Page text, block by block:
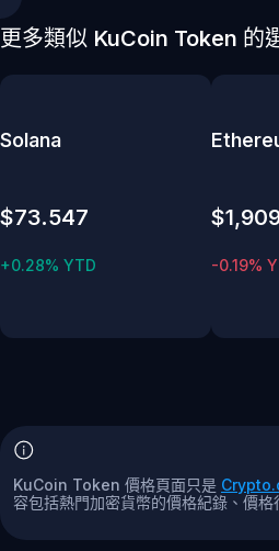
更多類似 KuCoin Token 的
Solana
$73.547
+0.28% YTD -0.19%
KuCoin Token 價格頁面只是
容包括熱門加密貨幣的價格紀錄、價格